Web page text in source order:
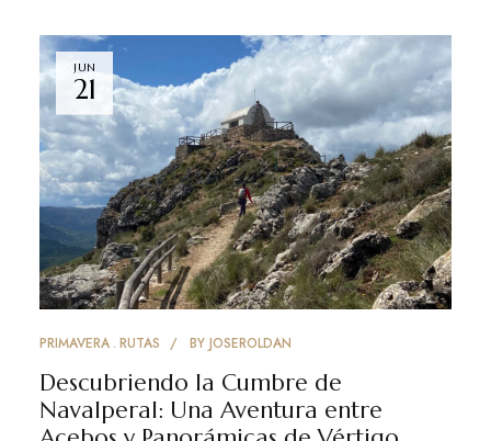
JUN
21
PRIMAVERA RUTAS BY JOSEROLDAN
Descubriendo la Cumbre de
Navalperal: Una Aventura entre